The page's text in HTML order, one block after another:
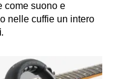
come suono e
nelle cuffie un intero
.